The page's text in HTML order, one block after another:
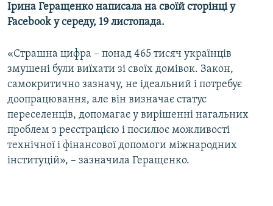
Ірина Геращенко написала на своїй сторінці у
Facebook у середу, 19 листопада.
«Страшна цифра – понад 465 тисяч українців
змушені були виїхати зі своїх домівок. Закон,
самокритично зазначу, не ідеальний і потребує
доопрацювання, але він визначає статус
переселенців, допомагає у вирішенні нагальних
проблем з реєстрацією і посилює можливості
технічної і фінансової допомоги міжнародних
інституцій», – зазначила Геращенко.